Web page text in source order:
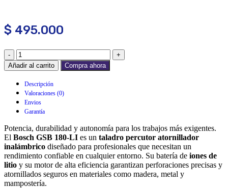
$ 495.000
Añadir al carrito Compra ahora
Descripción
Valoraciones (0)
Envios
Garantía
Potencia, durabilidad y autonomía para los trabajos más exigentes.
El Bosch GSB 180-LI es un taladro percutor atornillador
inalámbrico diseñado para profesionales que necesitan un
rendimiento confiable en cualquier entorno. Su batería de iones de
litio y su motor de alta eficiencia garantizan perforaciones precisas y
atornillados seguros en materiales como madera, metal y
mampostería.